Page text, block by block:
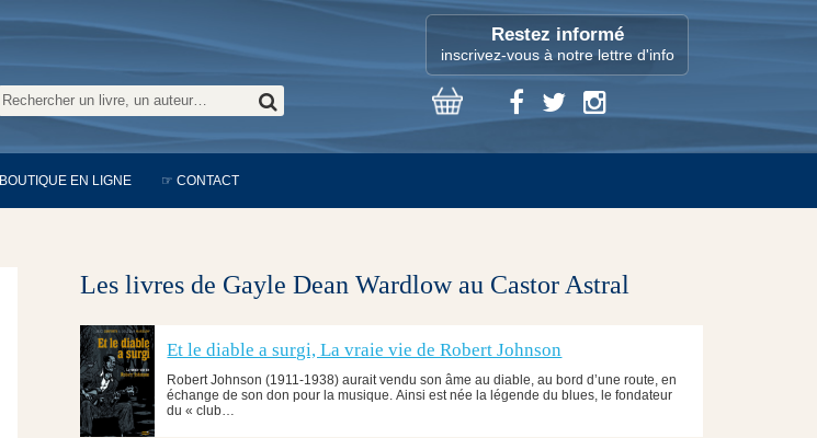
Restez informé
inscrivez-vous à notre lettre d'info
BOUTIQUE EN LIGNE ☞ CONTACT
Les livres de Gayle Dean Wardlow au Castor Astral
Et le diable a surgi, La vraie vie de Robert Johnson
Robert Johnson (1911-1938) aurait vendu son âme au diable, au bord d’une route, en
échange de son don pour la musique. Ainsi est née la légende du blues, le fondateur
du « club…